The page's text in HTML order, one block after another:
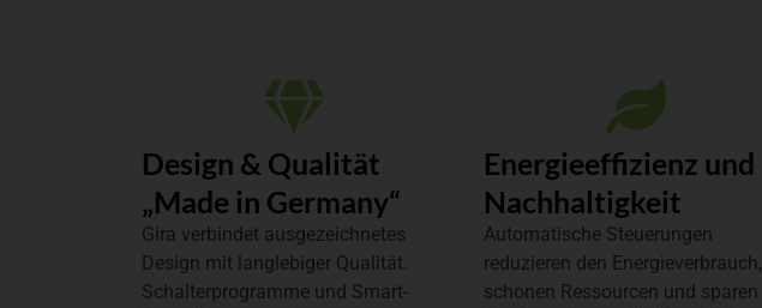
Design & Qualität
„Made in Germany“
Gira verbindet ausgezeichnetes
Design mit langlebiger Qualität.
Schalterprogramme und Smart-
Energieeffizienz und
Nachhaltigkeit
Automatische Steuerungen
reduzieren den Energieverbrauch,
schonen Ressourcen und sparen